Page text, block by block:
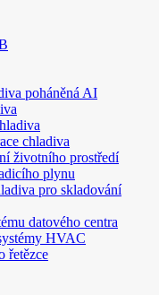
poháněná AI
chladiva
životního prostředí
plynu
pro skladování
datového centra
HVAC
řetězce